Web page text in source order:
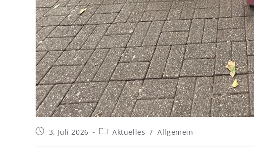
3. Juli 2026 Aktuelles / Allgemein